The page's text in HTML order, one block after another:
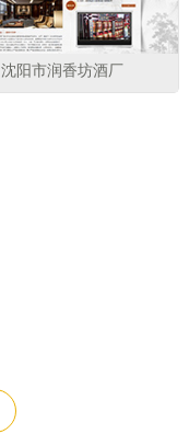
沈阳市润香坊酒厂